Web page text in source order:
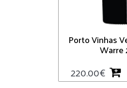
Porto Vinhas
Warre
220.00€